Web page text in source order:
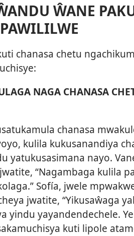
ŴANE
chanasa chetu
NAGA CHANASA
chanasa
kulila kukusanandiya
yatukusasimana nayo.
“Nagambaga kulila
Sofía, jwele
jwatite, “Yikusaŵaga
yindu yayandendechele.
kuti lipole